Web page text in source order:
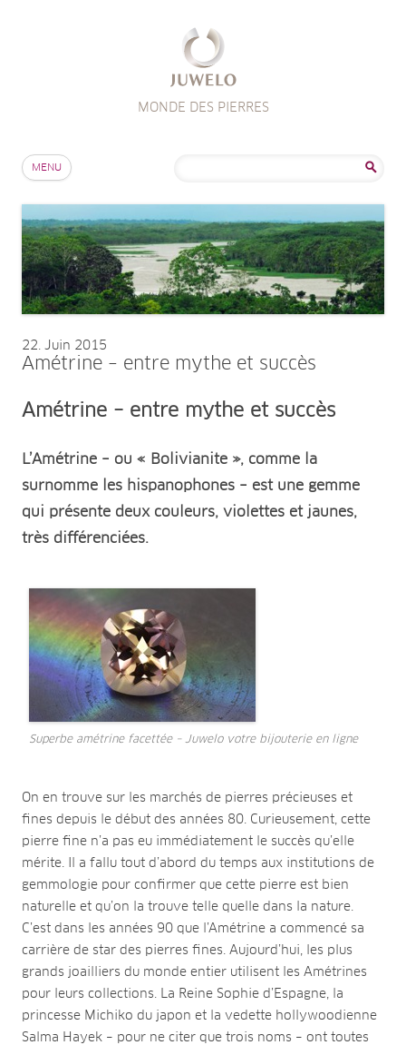
MONDE DES PIERRES
MENU
22 Juin 2015
Amétrine – entre mythe et succès
Amétrine – entre mythe et succès
L’Amétrine – ou « Bolivianite », comme la
surnomme les hispanophones – est une gemme
qui présente deux couleurs, violettes et jaunes,
très différenciées.
Superbe amétrine facettée – Juwelo votre bijouterie en ligne
On en trouve sur les marchés de pierres précieuses et
fines depuis le début des années 80. Curieusement, cette
pierre fine n’a pas eu immédiatement le succès qu’elle
mérite. Il a fallu tout d’abord du temps aux institutions de
gemmologie pour confirmer que cette pierre est bien
naturelle et qu’on la trouve telle quelle dans la nature.
C’est dans les années 90 que l’Amétrine a commencé sa
carrière de star des pierres fines. Aujourd’hui, les plus
grands joailliers du monde entier utilisent les Amétrines
pour leurs collections. La Reine Sophie d’Espagne, la
princesse Michiko du japon et la vedette hollywoodienne
Salma Hayek – pour ne citer que trois noms – ont toutes